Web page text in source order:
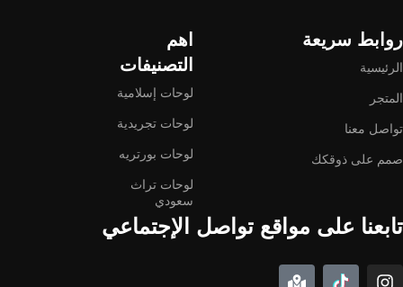
روابط سريعة
الرئيسية
المتجر
تواصل معنا
صمم على ذوقكك
اهم
التصنيفات
لوحات إسلامية
لوحات تجريدية
لوحات بورتريه
لوحات تراث
سعودي
تابعنا على مواقع تواصل الإجتماعي